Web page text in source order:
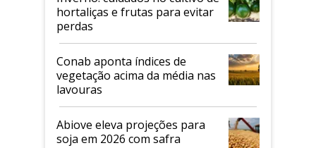
hortaliças e frutas para evitar
perdas
Conab aponta índices de
vegetação acima da média nas
lavouras
Abiove eleva projeções para
soja em 2026 com safra